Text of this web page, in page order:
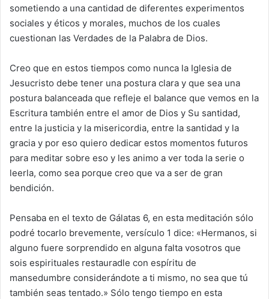
sometiendo a una cantidad de diferentes experimentos
sociales y éticos y morales, muchos de los cuales
cuestionan las Verdades de la Palabra de Dios.
Creo que en estos tiempos como nunca la Iglesia de
Jesucristo debe tener una postura clara y que sea una
postura balanceada que refleje el balance que vemos en la
Escritura también entre el amor de Dios y Su santidad,
entre la justicia y la misericordia, entre la santidad y la
gracia y por eso quiero dedicar estos momentos futuros
para meditar sobre eso y les animo a ver toda la serie o
leerla, como sea porque creo que va a ser de gran
bendición.
Pensaba en el texto de Gálatas 6, en esta meditación sólo
podré tocarlo brevemente, versículo 1 dice: «Hermanos, si
alguno fuere sorprendido en alguna falta vosotros que
sois espirituales restauradle con espíritu de
mansedumbre considerándote a ti mismo, no sea que tú
también seas tentado.» Sólo tengo tiempo en esta